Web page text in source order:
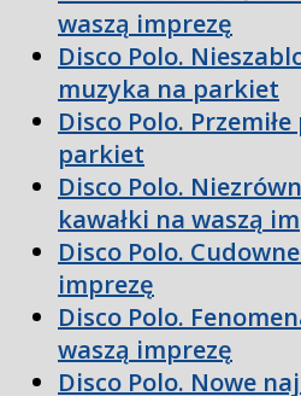
waszą imprezę
Disco Polo.
muzyka na parkiet
Disco Polo.
parkiet
Disco Polo.
kawałki na waszą
Disco Polo.
imprezę
Disco Polo.
waszą imprezę
Disco Polo. Nowe